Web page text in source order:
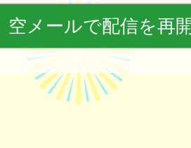
空メールで配信を再